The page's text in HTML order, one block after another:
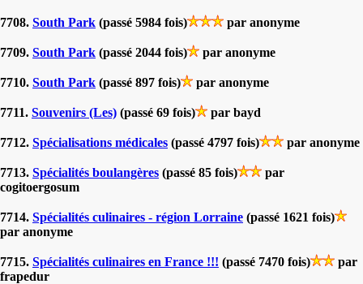
7708. South Park (passé 5984 fois) par anonyme
7709. South Park (passé 2044 fois) par anonyme
7710. South Park (passé 897 fois) par anonyme
7711. Souvenirs (Les) (passé 69 fois) par bayd
7712. Spécialisations médicales (passé 4797 fois) par anonyme
7713. Spécialités boulangères (passé 85 fois)
par
cogitoergosum
7714. Spécialités culinaires - région Lorraine (passé 1621 fois)
par anonyme
7715. Spécialités culinaires en France !!! (passé 7470 fois)
par
frapedur